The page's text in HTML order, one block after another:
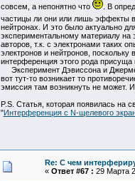
совсем, а непонятно что
. В
частицы ли они или лишь эффекты
нейтронах. И это было актуально
экспериментальному материалу на
авторов, т.к. с электронами таких
электронов и нейтронов,
интерференция этого рода присуща
Эксперимент Дэвиссона и
вот тут-то возникает то
эмиссия там возникнуть не может.
P.S. Статья, которая появилась на
"Интерференция с N-щелевого
Re: С чем
« Ответ #67 : 29 Марта